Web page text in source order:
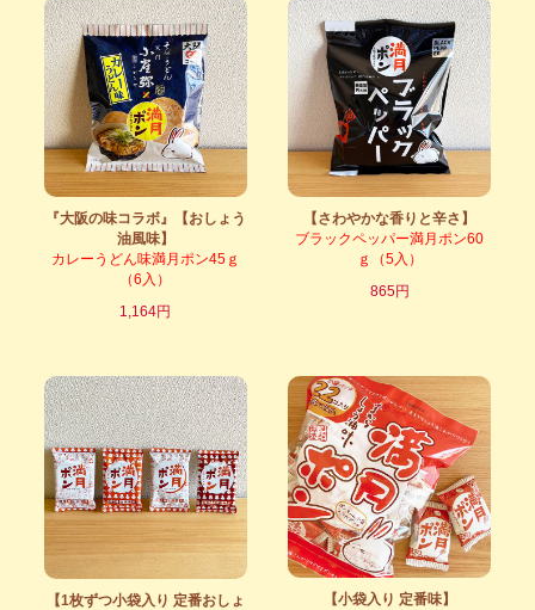
『大阪の味コラボ』【おしょう
油風味】
カレーうどん味満月ポン45ｇ
（6入）
1,164円
【さわやかな香りと辛さ】
ブラックペッパー満月ポン60
ｇ（5入）
865円
【1枚ずつ小袋入り 定番おしょ
【小袋入り 定番味】